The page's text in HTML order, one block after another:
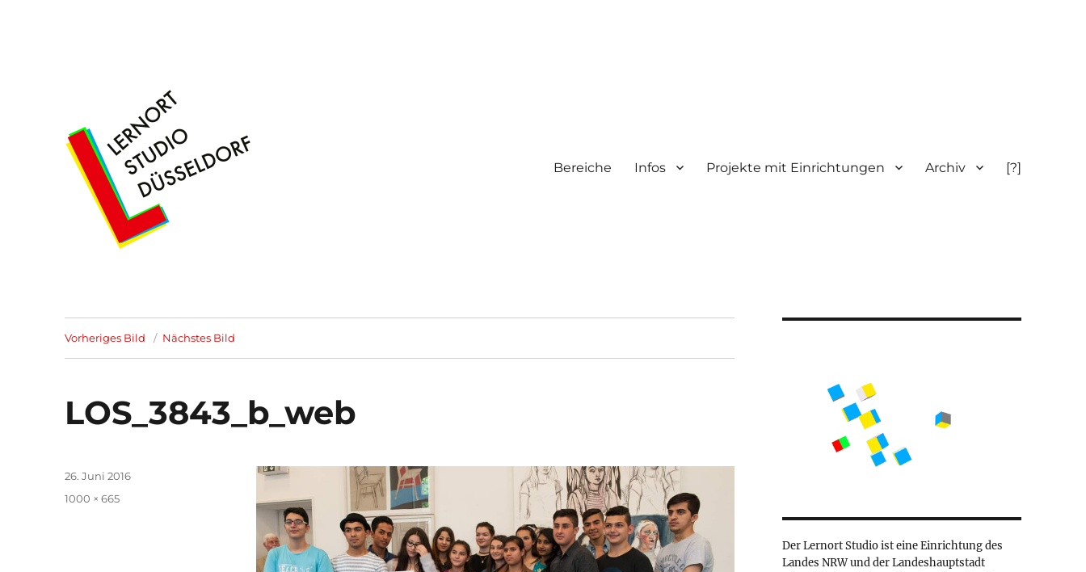
Bereiche Infos Projekte mit Einrichtungen Archiv [?]
Vorheriges Bild Nächstes Bild
LOS_3843_b_web
Veröffentlicht
26. Juni 2016
Originalgröße
1000 × 665
Der Lernort Studio ist eine Einrichtung des
Landes NRW und der Landeshauptstadt